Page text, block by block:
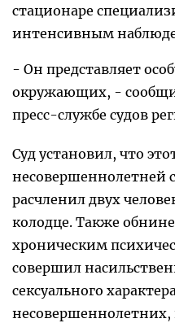
стационаре
интенсивным
- Он представляет
окружающих, -
пресс-службе судов
Суд установил, что
несовершеннолетней
расчленил двух
колодце. Также
хроническим
совершил
сексуального
несовершеннолетних,